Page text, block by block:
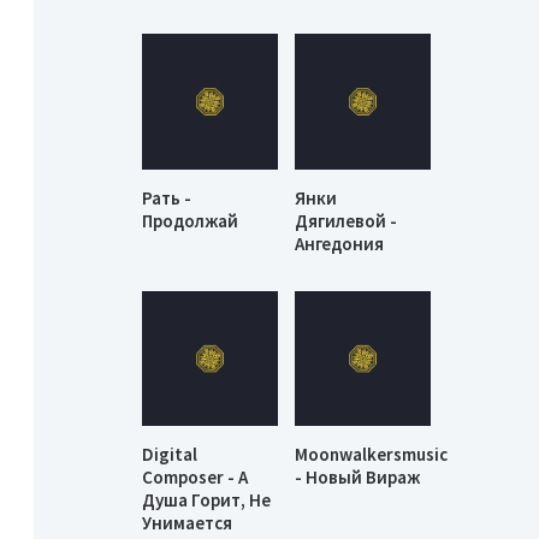
Рать -
Продолжай
Янки
Дягилевой -
Ангедония
Digital
Composer - А
Душа Горит, Не
Унимается
Moonwalkersmusic
- Новый Вираж